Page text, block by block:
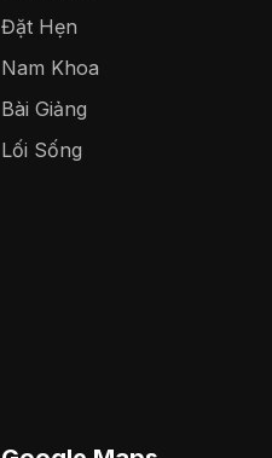
Đặt Hẹn
Nam Khoa
Bài Giảng
Lối Sống